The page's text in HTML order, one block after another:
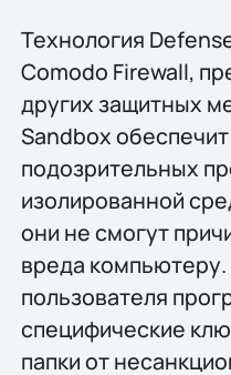
Технология
Comodo Firewall,
других защитных
Sandbox обеспечит
подозрительных
изолированной
они не смогут
вреда
пользователя
специфические
папки от